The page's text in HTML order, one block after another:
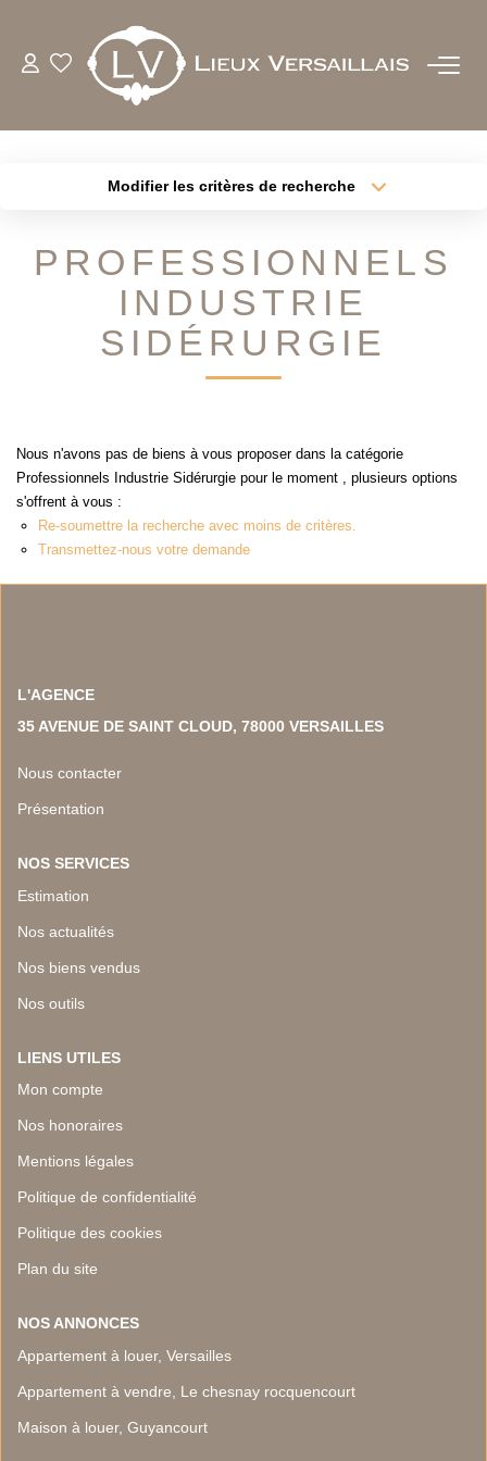
LOUER
BIENS VENDUS
NOTRE EQUIPE
NOS ACTUALITES
Modifier les critères de recherche
Sélectionnez...
Type de bien
Surface min
Budget max Plus de critères
PROFESSIONNELS
INDUSTRIE
SIDÉRURGIE
Nous n'avons pas de biens à vous proposer dans la catégorie
Professionnels Industrie Sidérurgie pour le moment , plusieurs options
s'offrent à vous :
Re-soumettre la recherche avec moins de critères.
Transmettez-nous votre demande
L'AGENCE
35 AVENUE DE SAINT CLOUD, 78000 VERSAILLES
Nous contacter
Présentation
NOS SERVICES
Estimation
Nos actualités
Nos biens vendus
Nos outils
LIENS UTILES
Mon compte
Nos honoraires
Mentions légales
Politique de confidentialité
Politique des cookies
Plan du site
NOS ANNONCES
Appartement à louer, Versailles
Appartement à vendre, Le chesnay rocquencourt
Maison à louer, Guyancourt